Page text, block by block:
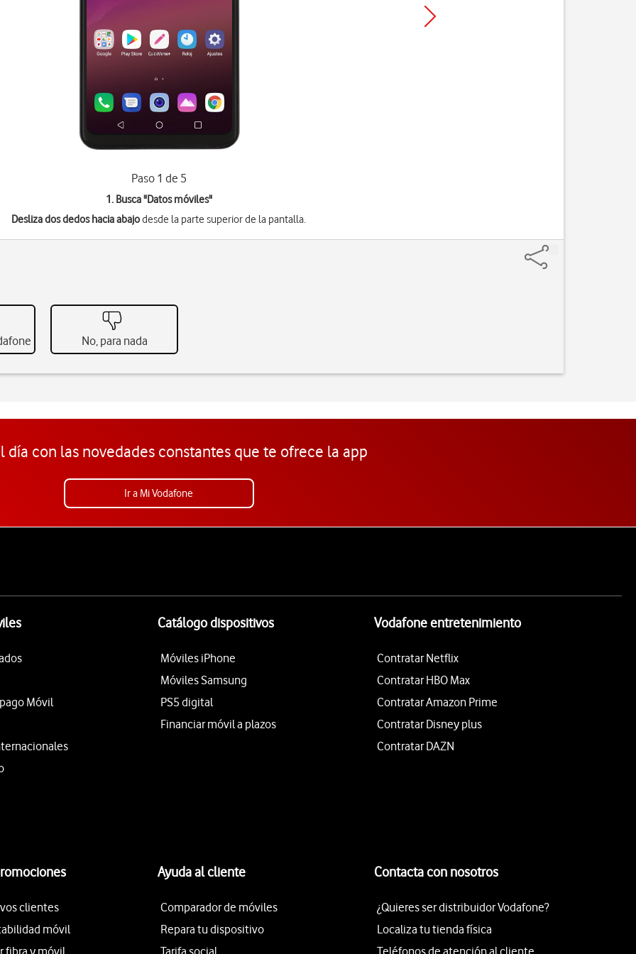
Paso 1 de 5
1. Busca "Datos móviles"
Desliza dos dedos hacia abajodesde la parte superior de la pantalla.
No, para nada
día con las novedades constantes que te ofrece la app
Ir a Mi Vodafone
Móvil
Catálogo dispositivos
Móviles iPhone
Móviles Samsung
PS5 digital
Financiar móvil a plazos
Vodafone entretenimiento
Contratar Netflix
Contratar HBO Max
Contratar Amazon Prime
Contratar Disney plus
Contratar DAZN
clientes
móvil
fibra y móvil
Ayuda al cliente
Comparador de móviles
Repara tu dispositivo
Tarifa social
Contacta con nosotros
¿Quieres ser distribuidor Vodafone?
Localiza tu tienda física
Teléfonos de atención al cliente